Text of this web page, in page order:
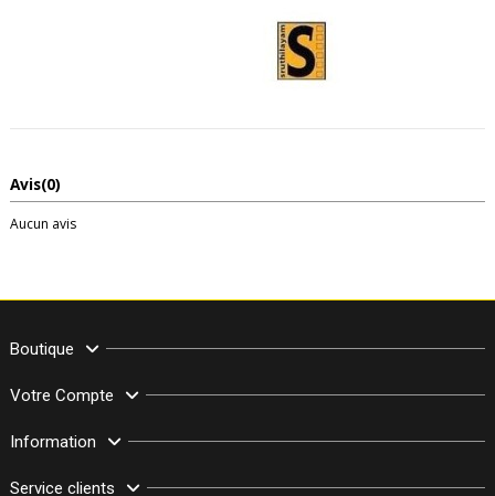
Avis(0)
Aucun avis
Boutique
Votre Compte
Information
Service clients